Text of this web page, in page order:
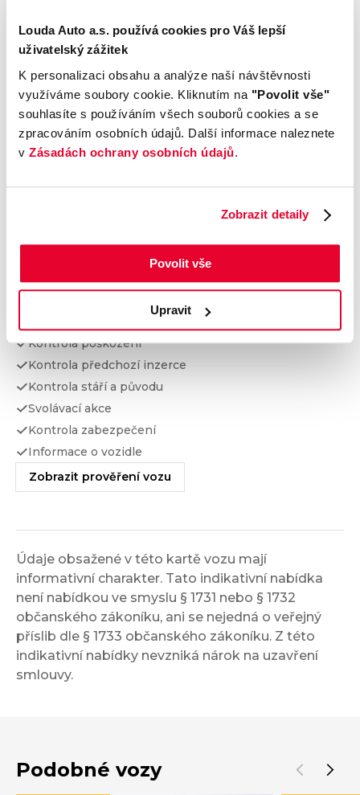
Louda Auto a.s. používá cookies pro Váš lepší
uživatelský zážitek
K personalizaci obsahu a analýze naší návštěvnosti
využíváme soubory cookie. Kliknutím na "Povolit vše"
souhlasíte s používáním všech souborů cookies a se
zpracováním osobních údajů. Další informace naleznete
v Zásadách ochrany osobních údajů.
Zobrazit detaily
Povolit vše
Upravit
Převodovka a spojka
Nápravy a podvozek
Brzdy
Elektronické části vozu
Karoserie
Výbava
Kontrola najetých km
Kontrola poškození
Kontrola předchozí inzerce
Kontrola stáří a původu
Svolávací akce
Kontrola zabezpečení
Informace o vozidle
Zobrazit prověření vozu
Údaje obsažené v této kartě vozu mají
informativní charakter. Tato indikativní nabídka
není nabídkou ve smyslu § 1731 nebo § 1732
občanského zákoníku, ani se nejedná o veřejný
příslib dle § 1733 občanského zákoníku. Z této
indikativní nabídky nevzniká nárok na uzavření
smlouvy.
Podobné vozy